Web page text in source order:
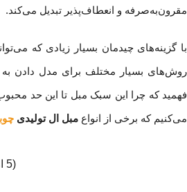
مقرون‌به‌صرفه و انعطاف‌پذیر تبدیل می‌کند.
با گزینه‌های چیدمان بسیار زیادی که
روش‌های بسیار مختلف برای مدل دادن به
فهمید که چرا این سبک مبل تا این حد
می‌کنیم که برخی از انواع مبل‌ ال تولیدی
(5 امتیاز) 🔥